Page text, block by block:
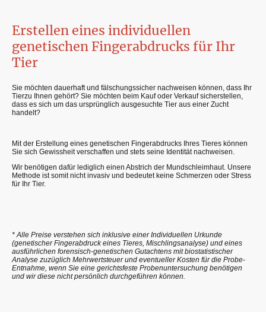
Erstellen eines individuellen
genetischen Fingerabdrucks für Ihr
Tier
Sie möchten dauerhaft und fälschungssicher nachweisen können, dass Ihr
Tierzu Ihnen gehört? Sie möchten beim Kauf oder Verkauf sicherstellen,
dass es sich um das ursprünglich ausgesuchte Tier aus einer Zucht
handelt?
Mit der Erstellung eines genetischen Fingerabdrucks Ihres Tieres können
Sie sich Gewissheit verschaffen und stets seine Identität nachweisen.
Wir benötigen dafür lediglich einen Abstrich der Mundschleimhaut. Unsere
Methode ist somit nicht invasiv und bedeutet keine Schmerzen oder Stress
für Ihr Tier.
* Alle Preise verstehen sich inklusive einer Individuellen Urkunde
(genetischer Fingerabdruck eines Tieres, Mischlingsanalyse) und eines
ausführlichen forensisch-genetischen Gutachtens mit biostatistischer
Analyse zuzüglich Mehrwertsteuer und eventueller Kosten für die Probe-
Entnahme, wenn Sie eine gerichtsfeste Probenuntersuchung benötigen
und wir diese nicht persönlich durchgeführen können.